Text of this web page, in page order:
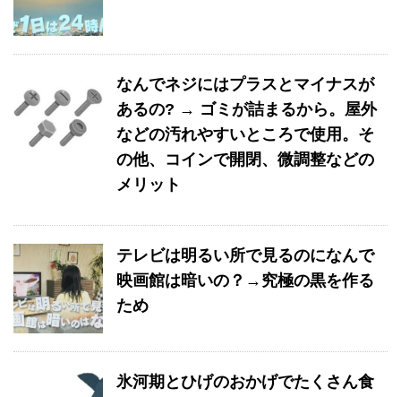
なんでネジにはプラスとマイナスが
あるの? → ゴミが詰まるから。屋外
などの汚れやすいところで使用。そ
の他、コインで開閉、微調整などの
メリット
テレビは明るい所で見るのになんで
映画館は暗いの？→究極の黒を作る
ため
氷河期とひげのおかげでたくさん食